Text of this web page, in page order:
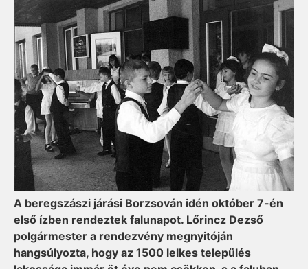
A beregszászi járási Bor­zso­ván idén október 7-én
első ízben rendeztek falunapot. Lőrincz Dezső
polgármester a rendezvény megnyitóján
hangsúlyozta, hogy az 1500 lelkes település